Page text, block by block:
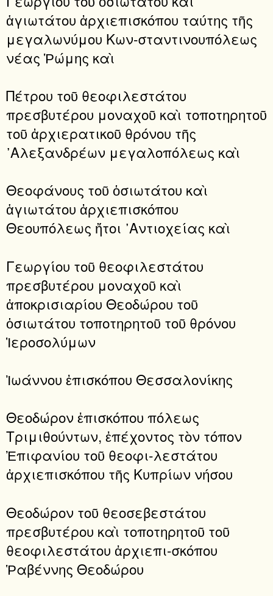
ἁγιωτάτου ἀρχιεπισκόπου ταύτης τῆς
μεγαλωνύμου Κων-σταντινουπόλεως
νέας Ῥώμης καὶ
Πέτρου τοῦ θεοφιλεστάτου
πρεσβυτέρου μοναχοῦ καὶ τοποτηρητοῦ
τοῦ ἀρχιερατικοῦ θρόνου τῆς
᾿Αλεξανδρέων μεγαλοπόλεως καὶ
Θεοφάνους τοῦ ὁσιωτάτου καὶ
ἁγιωτάτου ἀρχιεπισκόπου
Θεουπόλεως ἤτοι ᾿Αντιοχείας καὶ
Γεωργίου τοῦ θεοφιλεστάτου
πρεσβυτέρου μοναχοῦ καὶ
ἀποκρισιαρίου Θεοδώρου τοῦ
ὁσιωτάτου τοποτηρητοῦ τοῦ θρόνου
Ἱεροσολύμων
Ἰωάννου ἐπισκόπου Θεσσαλονίκης
Θεοδώρον ἐπισκόπου πόλεως
Τριμιθούντων, ἐπέχοντος τὸν τόπον
Ἐπιφανίου τοῦ θεοφι-λεστάτου
ἀρχιεπισκόπου τῆς Κυπρίων νήσου
Θεοδώρον τοῦ θεοσεβεστάτου
πρεσβυτέρου καὶ τοποτηρητοῦ τοῦ
θεοφιλεστάτου ἀρχιεπι-σκόπου
Ῥαβέννης Θεοδώρου